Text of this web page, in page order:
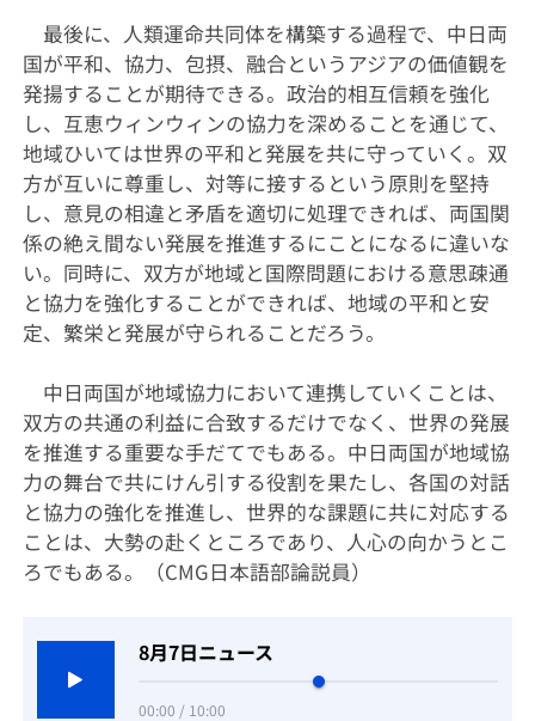
最後に、人類運命共同体を構築する過程で、中日両
国が平和、協力、包摂、融合というアジアの価値観を
発揚することが期待できる。政治的相互信頼を強化
し、互恵ウィンウィンの協力を深めることを通じて、
地域ひいては世界の平和と発展を共に守っていく。双
方が互いに尊重し、対等に接するという原則を堅持
し、意見の相違と矛盾を適切に処理できれば、両国関
係の絶え間ない発展を推進するにことになるに違いな
い。同時に、双方が地域と国際問題における意思疎通
と協力を強化することができれば、地域の平和と安
定、繁栄と発展が守られることだろう。
中日両国が地域協力において連携していくことは、
双方の共通の利益に合致するだけでなく、世界の発展
を推進する重要な手だてでもある。中日両国が地域協
力の舞台で共にけん引する役割を果たし、各国の対話
と協力の強化を推進し、世界的な課題に共に対応する
ことは、大勢の赴くところであり、人心の向かうとこ
ろでもある。（CMG日本語部論説員）
8月7日ニュース
00:00 / 10:00